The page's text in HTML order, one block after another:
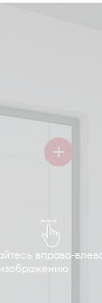
вправо-